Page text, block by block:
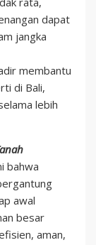
dapat
jangka
membantu
di Bali,
lebih
bahwa
awal
besar
aman,